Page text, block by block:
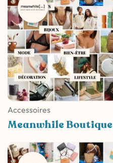
Accessoires
Meanwhile Boutique